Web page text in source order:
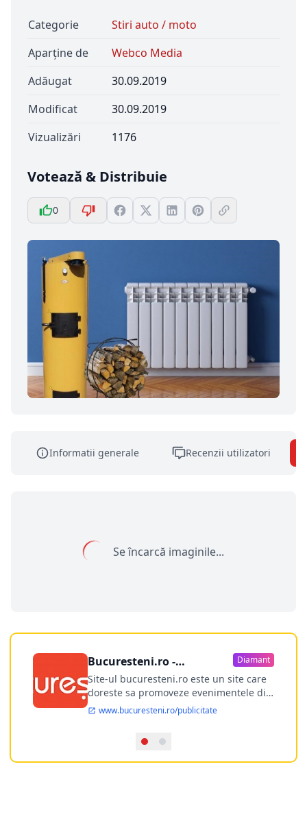
Categorie
Stiri auto / moto
Aparține de
Webco Media
Adăugat
30.09.2019
Modificat
30.09.2019
Vizualizări
1176
Votează & Distribuie
0
Informatii generale Recenzii utilizatori
Se încarcă imaginile...
Bucuresteni.ro -
publicitate online
Diamant
Site-ul bucuresteni.ro este un site care
doreste sa promoveze evenimentele din
Bucuresti si nu numai, sa puna la
dispozitia utilizatorului cea mai
Bucuresti-ului, si in acelasi timp sa
ofere posibilitatea firmel...
www.bucuresteni.ro/publicitate